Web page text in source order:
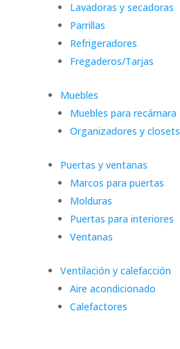
Lavadoras y secadoras
Parrillas
Refrigeradores
Fregaderos/Tarjas
Muebles
Muebles para recámara
Organizadores y closets
Puertas y ventanas
Marcos para puertas
Molduras
Puertas para interiores
Ventanas
Ventilación y calefacción
Aire acondicionado
Calefactores